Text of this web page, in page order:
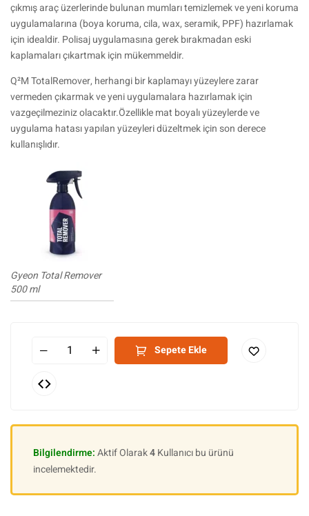
çıkmış araç üzerlerinde bulunan mumları temizlemek ve yeni koruma
uygulamalarına (boya koruma, cila, wax, seramik, PPF) hazırlamak
için idealdir. Polisaj uygulamasına gerek bırakmadan eski
kaplamaları çıkartmak için mükemmeldir.
Q²M TotalRemover, herhangi bir kaplamayı yüzeylere zarar
vermeden çıkarmak ve yeni uygulamalara hazırlamak için
vazgeçilmeziniz olacaktır.Özellikle mat boyalı yüzeylerde ve
uygulama hatası yapılan yüzeyleri düzeltmek için son derece
kullanışlıdır.
Gyeon Total Remover
500 ml
Sepete Ekle
Bilgilendirme:Aktif Olarak4Kullanıcı bu ürünü
incelemektedir.